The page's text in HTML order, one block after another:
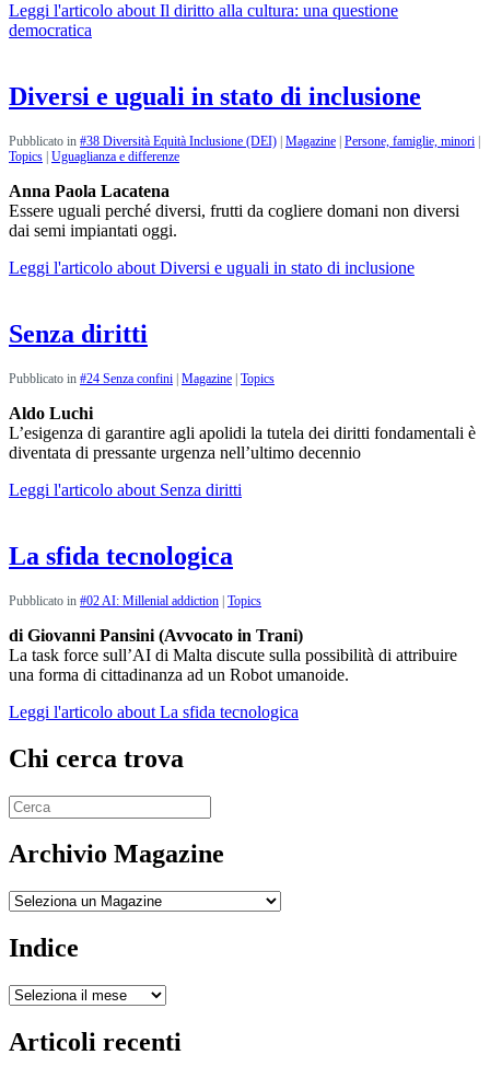
Leggi l'articolo about Il diritto alla cultura: una questione
democratica
Diversi e uguali in stato di inclusione
Pubblicato in #38 Diversità Equità Inclusione (DEI) Magazine Persone, famiglie, minori
Topics Uguaglianza e differenze
Anna Paola Lacatena
Essere uguali perché diversi, frutti da cogliere domani non diversi
dai semi impiantati oggi.
Leggi l'articolo about Diversi e uguali in stato di inclusione
Senza diritti
Pubblicato in #24 Senza confini Magazine Topics
Aldo Luchi
L’esigenza di garantire agli apolidi la tutela dei diritti fondamentali è
diventata di pressante urgenza nell’ultimo decennio
Leggi l'articolo about Senza diritti
La sfida tecnologica
Pubblicato in #02 AI: Millenial addiction | Topics
di Giovanni Pansini (Avvocato in Trani)
La task force sull’AI di Malta discute sulla possibilità di attribuire
una forma di cittadinanza ad un Robot umanoide.
Leggi l'articolo about La sfida tecnologica
Chi cerca trova
Archivio Magazine
Archivio
Indice
Indice
Articoli recenti